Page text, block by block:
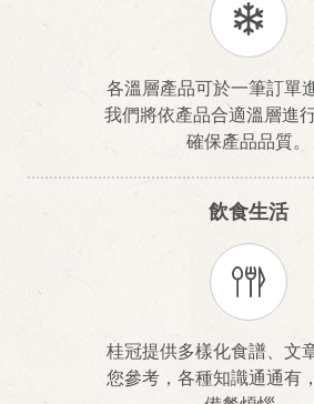
各溫層產品可於一筆訂單
我們將依產品合適溫層進
確保產品品質。
飲食生活
桂冠提供多樣化食譜、文
您參考，各種知識通通有